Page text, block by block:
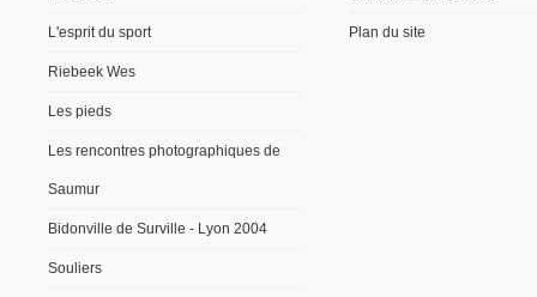
L'esprit du sport
Riebeek Wes
Les pieds
Les rencontres photographiques de
Saumur
Bidonville de Surville - Lyon 2004
Souliers
Plan du site